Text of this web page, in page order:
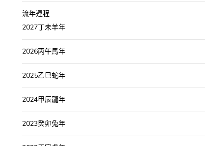
流年運程
2027丁未羊年
2026丙午馬年
2025乙巳蛇年
2024甲辰龍年
2023癸卯兔年